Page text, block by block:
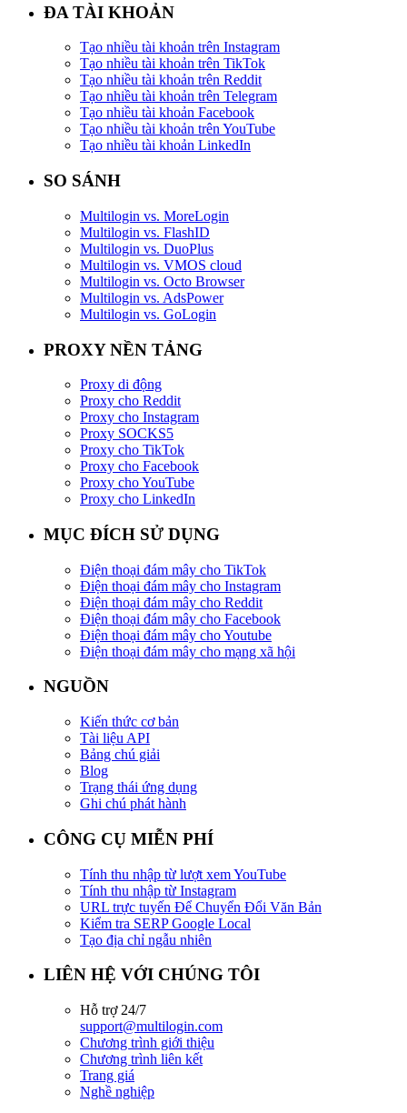
ĐA TÀI KHOẢN
Tạo nhiều tài khoản trên Instagram
Tạo nhiều tài khoản trên TikTok
Tạo nhiều tài khoản trên Reddit
Tạo nhiều tài khoản trên Telegram
Tạo nhiều tài khoản Facebook
Tạo nhiều tài khoản trên YouTube
Tạo nhiều tài khoản LinkedIn
SO SÁNH
Multilogin vs. MoreLogin
Multilogin vs. FlashID
Multilogin vs. DuoPlus
Multilogin vs. VMOS cloud
Multilogin vs. Octo Browser
Multilogin vs. AdsPower
Multilogin vs. GoLogin
PROXY NỀN TẢNG
Proxy di động
Proxy cho Reddit
Proxy cho Instagram
Proxy SOCKS5
Proxy cho TikTok
Proxy cho Facebook
Proxy cho YouTube
Proxy cho LinkedIn
MỤC ĐÍCH SỬ DỤNG
Điện thoại đám mây cho TikTok
Điện thoại đám mây cho Instagram
Điện thoại đám mây cho Reddit
Điện thoại đám mây cho Facebook
Điện thoại đám mây cho Youtube
Điện thoại đám mây cho mạng xã hội
NGUỒN
Kiến thức cơ bản
Tài liệu API
Bảng chú giải
Blog
Trạng thái ứng dụng
Ghi chú phát hành
CÔNG CỤ MIỄN PHÍ
Tính thu nhập từ lượt xem YouTube
Tính thu nhập từ Instagram
URL trực tuyến Để Chuyển Đổi Văn Bản
Kiểm tra SERP Google Local
Tạo địa chỉ ngẫu nhiên
LIÊN HỆ VỚI CHÚNG TÔI
Hỗ trợ 24/7
support@multilogin.com
Chương trình giới thiệu
Chương trình liên kết
Trang giá
Nghề nghiệp